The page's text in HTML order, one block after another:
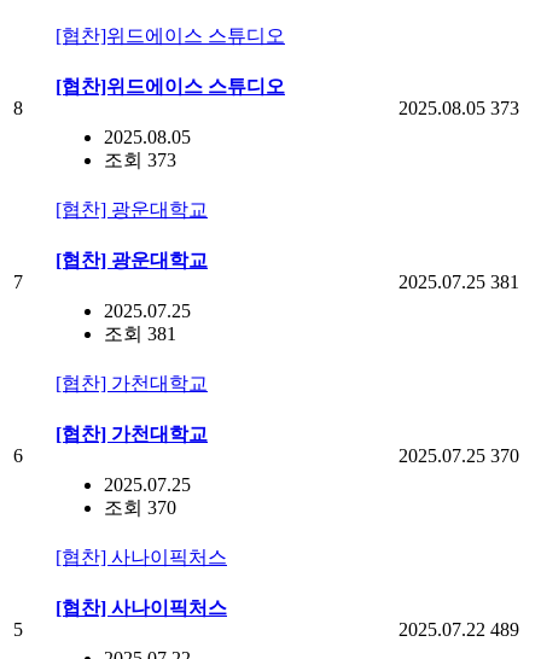
8
[협찬]위드에이스 스튜디오
[협찬]위드에이스 스튜디오
2025.08.05
조회 373
2025.08.05 373
7
[협찬] 광운대학교
[협찬] 광운대학교
2025.07.25
조회 381
2025.07.25 381
6
[협찬] 가천대학교
[협찬] 가천대학교
2025.07.25
조회 370
2025.07.25 370
5
[협찬] 사나이픽처스
[협찬] 사나이픽처스
2025.07.22 489